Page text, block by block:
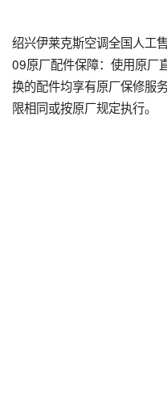
绍兴伊莱克斯空调全国人工
09原厂配件保障：使用原厂
换的配件均享有原厂保修服
限相同或按原厂规定执行。